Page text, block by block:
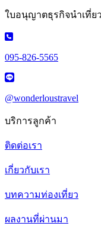
ใบอนุญาตธุรกิจนำเที่ยว
095-826-5565
@wonderloustravel
บริการลูกค้า
ติดต่อเรา
เกี่ยวกับเรา
บทความท่องเที่ยว
ผลงานที่ผ่านมา